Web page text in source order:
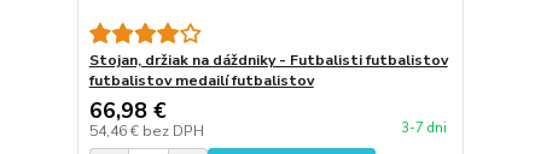
Stojan, držiak na dáždniky - Futbalisti futbalistov
futbalistov medailí futbalistov
66,98 €
54,46 € bez DPH 3-7 dni